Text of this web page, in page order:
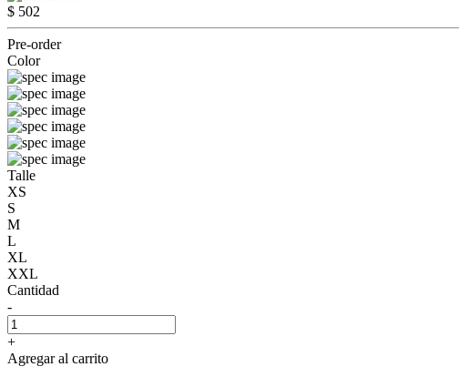
$ 502
Pre-order
Color
Talle
XS
S
M
L
XL
XXL
Cantidad
-
+
Agregar al carrito